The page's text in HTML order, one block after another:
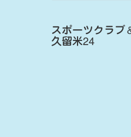
スポーツクラブ
久留米24